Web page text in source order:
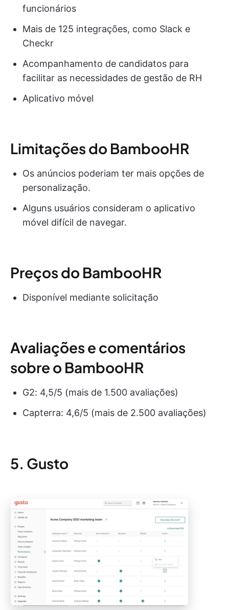
funcionários
Mais de 125 integrações, como Slack e
Checkr
Acompanhamento de candidatos para
facilitar as necessidades de gestão de RH
Aplicativo móvel
Limitações do BambooHR
Os anúncios poderiam ter mais opções de
personalização.
Alguns usuários consideram o aplicativo
móvel difícil de navegar.
Preços do BambooHR
Disponível mediante solicitação
Avaliações e comentários
sobre o BambooHR
G2: 4,5/5 (mais de 1.500 avaliações)
Capterra: 4,6/5 (mais de 2.500 avaliações)
5. Gusto